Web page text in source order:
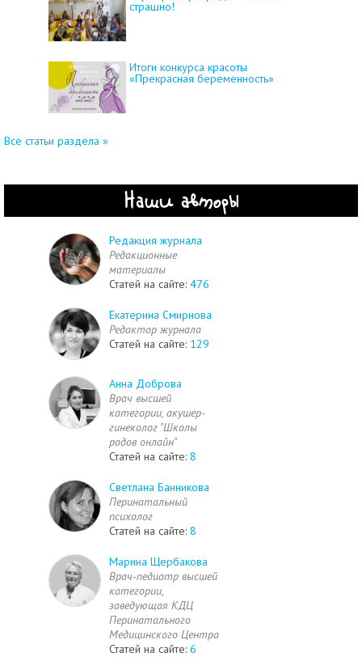
страшно!
Итоги конкурса красоты
«Прекрасная беременность»
Все статьи раздела »
Наши авторы
Редакция журнала
Редакционные
материалы
Статей на сайте: 476
Екатерина Смирнова
Редактор журнала
Статей на сайте: 129
Анна Доброва
Врач высшей
категории, акушер-
гинеколог "Школы
родов онлайн"
Статей на сайте: 8
Светлана Банникова
Перинатальный
психолог
Статей на сайте: 8
Марина Щербакова
Врач-педиатр высшей
категории,
заведующая КДЦ
Перинатального
Медицинского Центра
Статей на сайте: 6